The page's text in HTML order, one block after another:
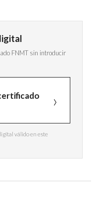
FNMT sin introducir
válido en este